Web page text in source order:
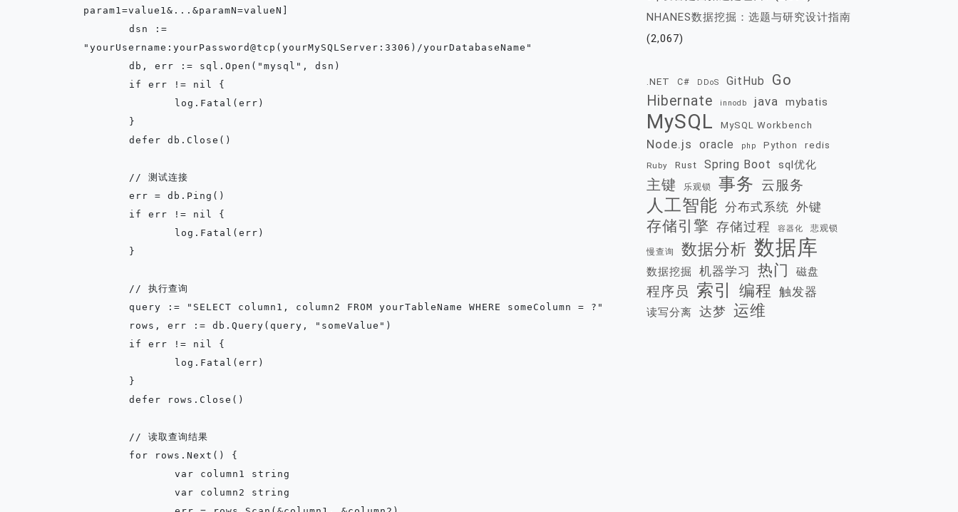
param1=value1&...&paramN=valueN]
"yourUsername:yourPassword@tcp(yourMySQLServer:3306)/yourDatabaseName"
NHANES数据挖掘：选题与研究设计指南
(2,067)
.NET C# DDoS GitHub Go
Hibernate innodb java mybatis
MySQL MySQL Workbench
Node.js oracle php Python redis
Ruby Rust Spring Boot sql优化
主键 乐观锁 事务 云服务
人工智能 分布式系统 外键
存储引擎 存储过程 容器化 悲观锁
慢查询 数据分析 数据库
数据挖掘 机器学习 热门 磁盘
程序员 索引 编程 触发器
读写分离 达梦 运维